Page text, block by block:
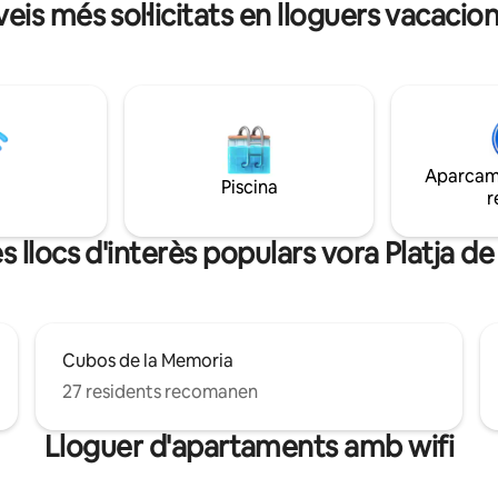
tradicionals i
Un lloc tranquil per
si ho prefereixes amb bicicleta
família.
més sol·licitats en lloguers
Piscina
llocs d'interès populars vora Platja
Cubos de la Memoria
27 residents recomanen
Lloguer d'apartaments amb wifi